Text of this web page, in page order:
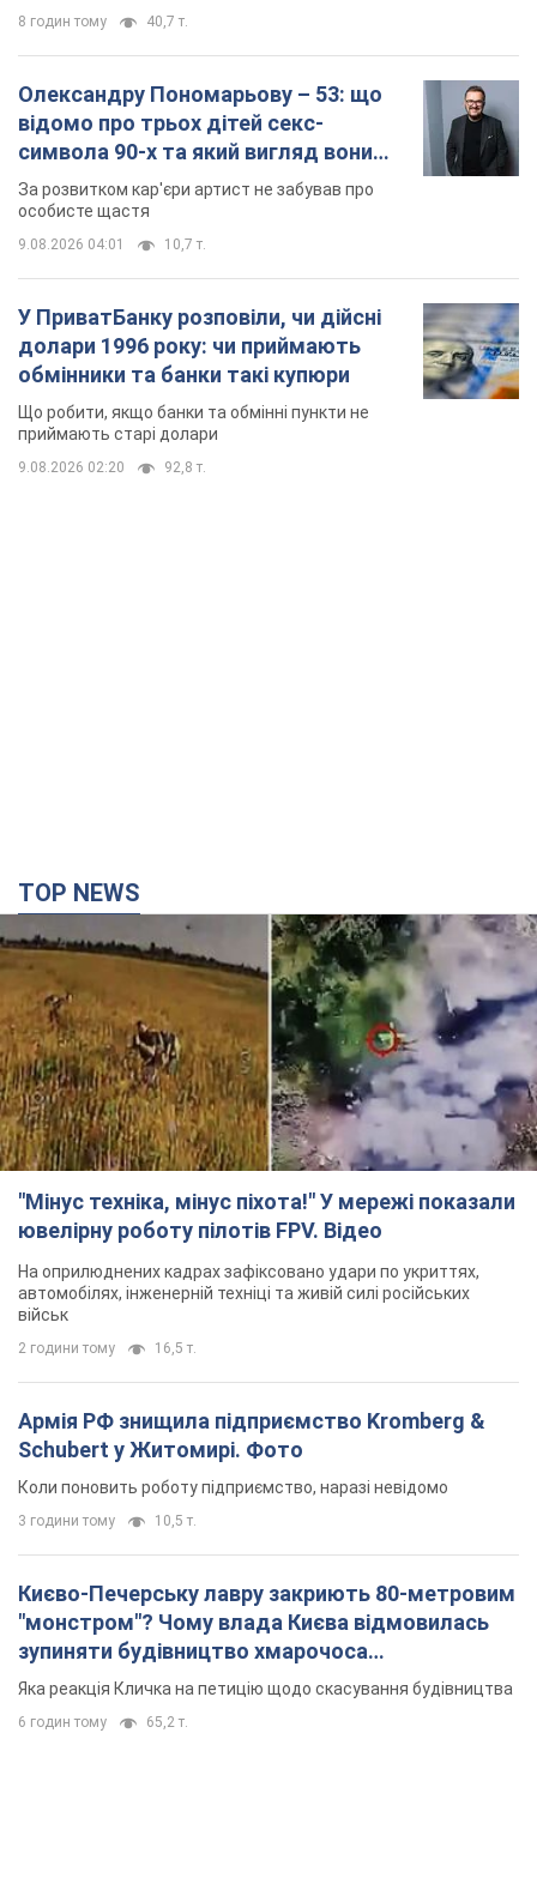
8 годин тому 40,7 т.
Олександру Пономарьову – 53: що
відомо про трьох дітей секс-
символа 90-х та який вигляд вони
мають
За розвитком кар'єри артист не забував про
особисте щастя
9.08.2026 04:01 10,7 т.
У ПриватБанку розповіли, чи дійсні
долари 1996 року: чи приймають
обмінники та банки такі купюри
Що робити, якщо банки та обмінні пункти не
приймають старі долари
9.08.2026 02:20 92,8 т.
TOP NEWS
"Мінус техніка, мінус піхота!" У мережі показали
ювелірну роботу пілотів FPV. Відео
На оприлюднених кадрах зафіксовано удари по укриттях,
автомобілях, інженерній техніці та живій силі російських
військ
2 години тому 16,5 т.
Армія РФ знищила підприємство Kromberg &
Schubert у Житомирі. Фото
Коли поновить роботу підприємство, наразі невідомо
3 години тому 10,5 т.
Києво-Печерську лавру закриють 80-метровим
"монстром"? Чому влада Києва відмовилась
зупиняти будівництво хмарочоса
"московського вірянина"
Яка реакція Кличка на петицію щодо скасування будівництва
6 годин тому 65,2 т.